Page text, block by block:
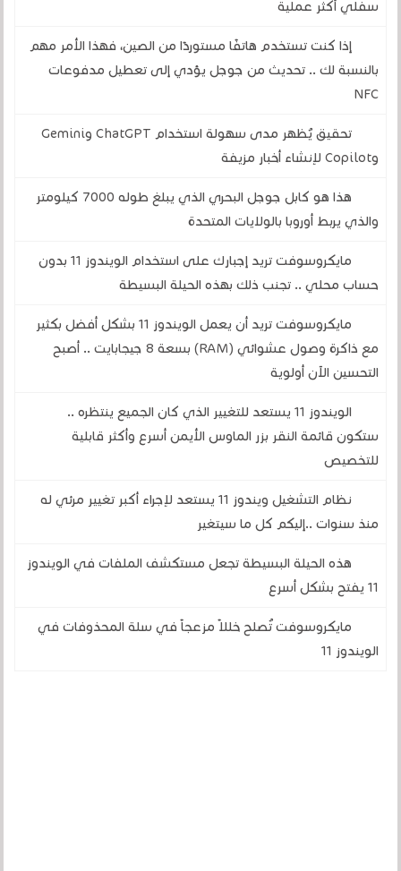
سفلي أكثر عملية
إذا كنت تستخدم هاتفًا مستوردًا من الصين، فهذا الأمر مهم
بالنسبة لك .. تحديث من جوجل يؤدي إلى تعطيل مدفوعات
NFC
تحقيق يُظهر مدى سهولة استخدام ChatGPT وGemini
وCopilot لإنشاء أخبار مزيفة
هذا هو كابل جوجل البحري الذي يبلغ طوله 7000 كيلومتر
والذي يربط أوروبا بالولايات المتحدة
مايكروسوفت تريد إجبارك على استخدام الويندوز 11 بدون
حساب محلي .. تجنب ذلك بهذه الحيلة البسيطة
مايكروسوفت تريد أن يعمل الويندوز 11 بشكل أفضل بكثير
مع ذاكرة وصول عشوائي (RAM) بسعة 8 جيجابايت .. أصبح
التحسين الآن أولوية
الويندوز 11 يستعد للتغيير الذي كان الجميع ينتظره ..
ستكون قائمة النقر بزر الماوس الأيمن أسرع وأكثر قابلية
للتخصيص
نظام التشغيل ويندوز 11 يستعد لإجراء أكبر تغيير مرئي له
منذ سنوات ..إليكم كل ما سيتغير
هذه الحيلة البسيطة تجعل مستكشف الملفات في الويندوز
11 يفتح بشكل أسرع
مايكروسوفت تُصلح خللاً مزعجاً في سلة المحذوفات في
الويندوز 11